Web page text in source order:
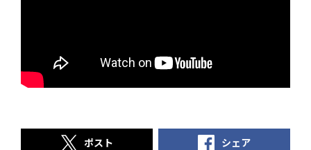
ポスト シェア